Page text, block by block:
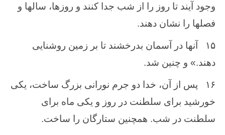
‌وجود آیند تا روز را از شب‌ جدا كنند و روزها، سالها و
فصلها را نشان‌ دهند.
۱۵
آنها در آسمان‌ بدرخشند تا بر زمین ‌روشنایی
دهند.» و چنین ‌شد.
۱۶
پس ‌از آن‌، خدا دو جرم‌ نورانی بزرگ ساخت‌، یكی
خورشید برای سلطنت‌ در روز و یكی ماه ‌برای
سلطنت‌ در شب‌. همچنین ‌ستارگان‌ را ساخت‌.